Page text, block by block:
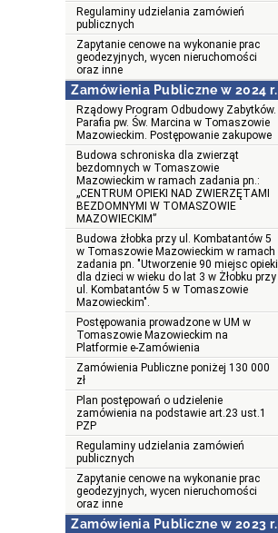
Regulaminy udzielania zamówień
publicznych
Zapytanie cenowe na wykonanie prac
geodezyjnych, wycen nieruchomości
oraz inne
Zamówienia Publiczne w 2024 r.
Rządowy Program Odbudowy Zabytków.
Parafia pw. Św. Marcina w Tomaszowie
Mazowieckim. Postępowanie zakupowe
Budowa schroniska dla zwierząt
bezdomnych w Tomaszowie
Mazowieckim w ramach zadania pn.:
„CENTRUM OPIEKI NAD ZWIERZĘTAMI
BEZDOMNYMI W TOMASZOWIE
MAZOWIECKIM”
Budowa żłobka przy ul. Kombatantów 5
w Tomaszowie Mazowieckim w ramach
zadania pn. "Utworzenie 90 miejsc opieki
dla dzieci w wieku do lat 3 w Żłobku przy
ul. Kombatantów 5 w Tomaszowie
Mazowieckim".
Postępowania prowadzone w UM w
Tomaszowie Mazowieckim na
Platformie e-Zamówienia
Zamówienia Publiczne poniżej 130 000
zł
Plan postępowań o udzielenie
zamówienia na podstawie art.23 ust.1
PZP
Regulaminy udzielania zamówień
publicznych
Zapytanie cenowe na wykonanie prac
geodezyjnych, wycen nieruchomości
oraz inne
Zamówienia Publiczne w 2023 r.